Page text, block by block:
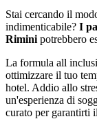
Stai cercando il
indimenticabile? I
Rimini potrebbero
La formula all
ottimizzare il tuo
hotel. Addio allo
un'esperienza di
curato per garantirti